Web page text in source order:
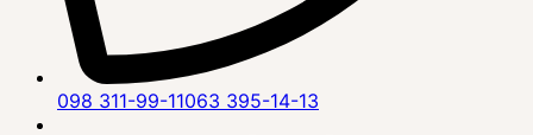
098 311-99-11063 395-14-13